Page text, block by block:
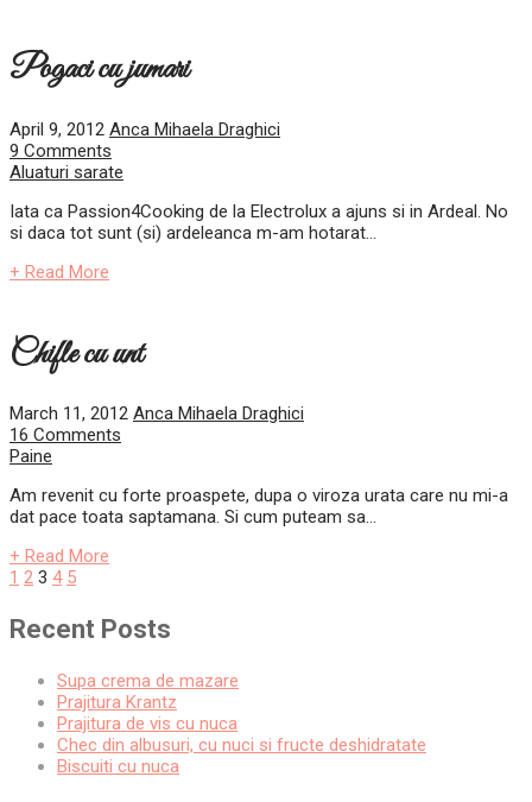
Pogaci cu jumari
April 9, 2012 Anca Mihaela Draghici
9 Comments
Aluaturi sarate
Iata ca Passion4Cooking de la Electrolux a ajuns si in Ardeal. No
si daca tot sunt (si) ardeleanca m-am hotarat...
+ Read More
Chifle cu unt
March 11, 2012 Anca Mihaela Draghici
16 Comments
Paine
Am revenit cu forte proaspete, dupa o viroza urata care nu mi-a
dat pace toata saptamana. Si cum puteam sa...
+ Read More
Posts
pagination
1 2 3 4 5
Recent Posts
Supa crema de mazare
Prajitura Krantz
Prajitura de vis cu nuca
Chec din albusuri, cu nuci si fructe deshidratate
Biscuiti cu nuca